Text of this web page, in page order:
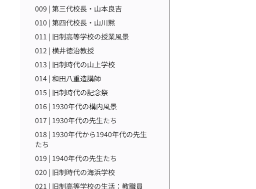
009 | 第三代校長・山本良吉
010 | 第四代校長・山川黙
011 | 旧制高等学校の授業風景
012 | 横井徳治教授
013 | 旧制時代の山上学校
014 | 和田八重造講師
015 | 旧制時代の記念祭
016 | 1930年代の構内風景
017 | 1930年代の先生たち
018 | 1930年代から1940年代の先生
たち
019 | 1940年代の先生たち
020 | 旧制時代の海浜学校
021 | 旧制高等学校の生活：教職員